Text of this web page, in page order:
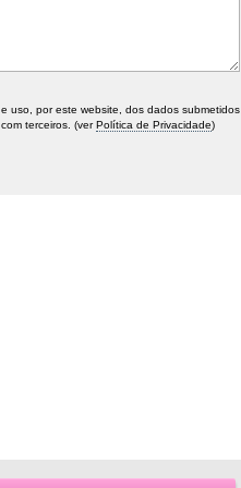
uso, por este website, dos dados submetidos
terceiros. (verPolítica de Privacidade)